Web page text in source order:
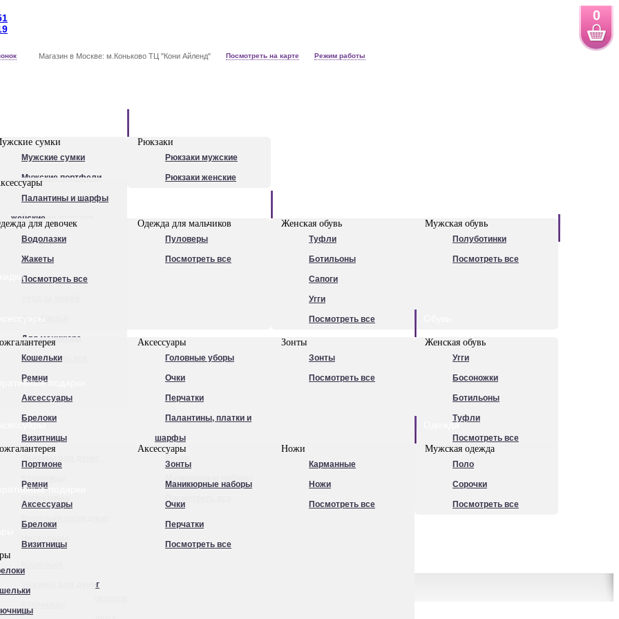
0
Магазин в Москве: м.Коньково ТЦ "Кони Айленд" Посмотреть на карте Режим работы
сумки
Мужские сумки
Мужские портфели
Сумки для ноутбуков
Рюкзаки мужские
Посмотреть все
Рюкзаки
Рюкзаки мужские
Рюкзаки женские
Палантины и шарфы
женские
Очки
Ножи
Ручки
Для маникюра
Посмотреть все
для девочек
Водолазки
Жакеты
Посмотреть все
Одежда для мальчиков
Пуловеры
Посмотреть все
Женская обувь
Туфли
Ботильоны
Сапоги
Угги
Посмотреть все
Мужская обувь
Полуботинки
Посмотреть все
Кошельки
Ремни
Аксессуары
Брелоки
Визитницы
Аксессуары
Головные уборы
Очки
Перчатки
Палантины, платки и
шарфы
Зонты
Зонты
Посмотреть все
Женская обувь
Угги
Босоножки
Ботильоны
Туфли
Посмотреть все
подарки
Портмоне
Ремни
Аксессуары
Брелоки
Визитницы
Зажимы для денег
Аксессуары
Зонты
Маникюрные наборы
Очки
Перчатки
Посмотреть все
Ножи
Карманные
Ножи
Посмотреть все
Одежда
Мужская одежда
Поло
Сорочки
Посмотреть все
подарки